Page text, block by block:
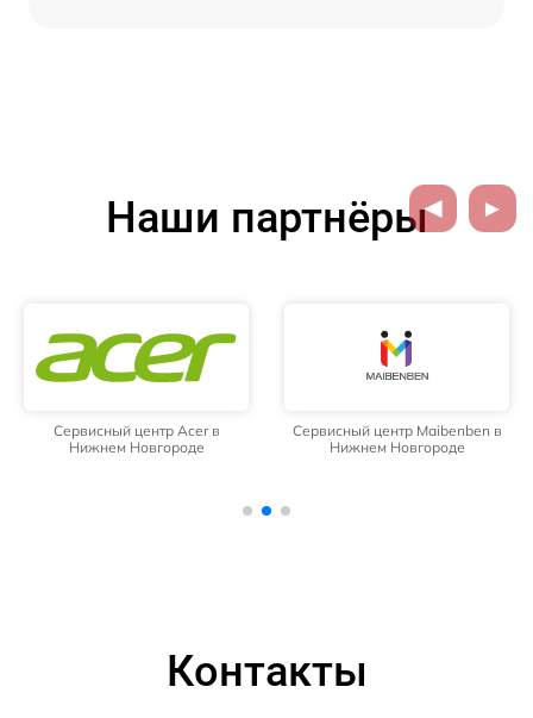
Наши партнёры
Сервисный центр Acer в
Нижнем Новгороде
Сервисный центр Maibenben в
Нижнем Новгороде
Контакты